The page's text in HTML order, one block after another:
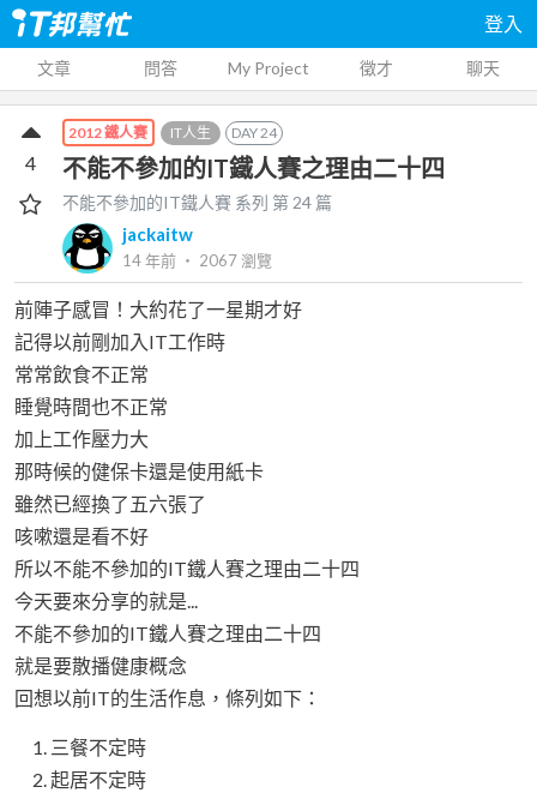
登入
文章 問答 My Project 徵才 聊天
2012 鐵人賽 IT人生 DAY24
不能不參加的IT鐵人賽之理由二十四
不能不參加的IT鐵人賽 系列 第24 篇
jackaitw
14 年前 ‧ 2067瀏覽
4
前陣子感冒！大約花了一星期才好
記得以前剛加入IT工作時
常常飲食不正常
睡覺時間也不正常
加上工作壓力大
那時候的健保卡還是使用紙卡
雖然已經換了五六張了
咳嗽還是看不好
所以不能不參加的IT鐵人賽之理由二十四
今天要來分享的就是...
不能不參加的IT鐵人賽之理由二十四
就是要散播健康概念
回想以前IT的生活作息，條列如下：
三餐不定時
起居不定時